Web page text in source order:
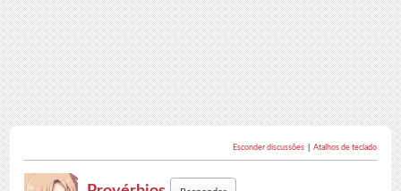
Esconder discussões Atalhos de teclado